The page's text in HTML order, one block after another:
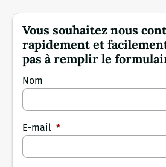
Vous souhaitez nous
rapidement et
pas à remplir le
Nom
E-mail *